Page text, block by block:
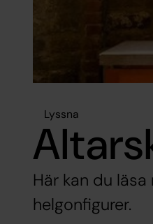
Lyssna
Här kan du
helgonfigurer.